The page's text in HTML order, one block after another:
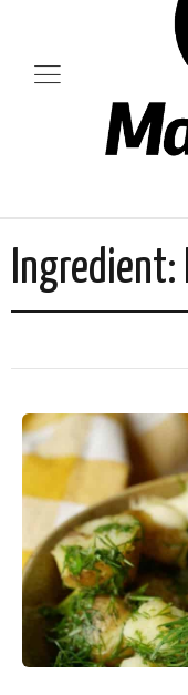
Ingredient: